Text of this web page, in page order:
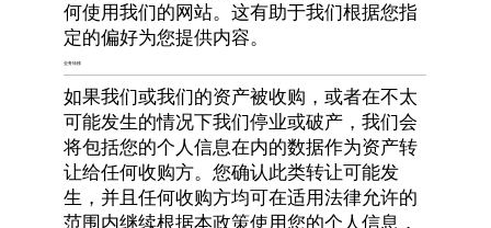
何使用我们的网站。这有助于我们根据您指
定的偏好为您提供内容。
业务转移
如果我们或我们的资产被收购，或者在不太
可能发生的情况下我们停业或破产，我们会
将包括您的个人信息在内的数据作为资产转
让给任何收购方。您确认此类转让可能发
生，并且任何收购方均可在适用法律允许的
范围内继续根据本政策使用您的个人信息，